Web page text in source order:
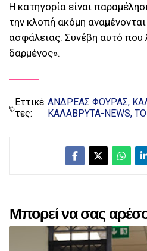
Η κατηγορία είναι
την κλοπή ακόμη
ασφάλειας. Συνέβη αυτό που
δαρμένος».
Εττικέ
τες:
ΑΝΔΡΕΑΣ ΦΟΥΡΑΣ
ΚΑΛΑΒΡΥΤΑ-NEWS
Μπορεί να σας
αναρτήσεις